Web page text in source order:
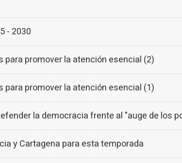
- 2030
para promover la atención esencial (2)
para promover la atención esencial (1)
la democracia frente al "auge de los
y Cartagena para esta temporada